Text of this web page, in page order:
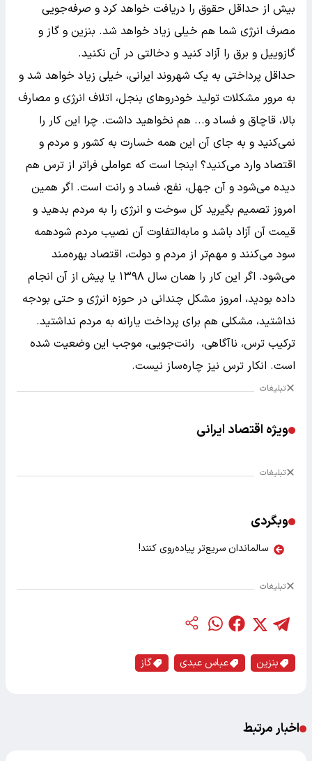
بیش از حداقل حقوق را دریافت خواهد کرد و صرفه‌جویی
مصرف انرژی شما هم خیلی زیاد خواهد شد. بنزین و گاز و
گازوییل و برق را آزاد کنید و دخالتی در آن نکنید.
حداقل پرداختی به یک شهروند ایرانی، خیلی زیاد خواهد شد و
به مرور مشکلات تولید خودروهای بنجل، اتلاف انرژی و مصارف
بالا، قاچاق و فساد و... هم نخواهید داشت. چرا این کار را
نمی‌کنید و به جای آن این همه خسارت به کشور و مردم و
اقتصاد وارد می‌کنید؟ اینجا است که عواملی فراتر از ترس هم
دیده می‌شود و آن جهل، نفع، فساد و رانت است. اگر همین
امروز تصمیم بگیرید کل سوخت و انرژی را به مردم بدهید و
قیمت آن آزاد باشد و مابه‌التفاوت آن نصیب مردم شودهمه
سود می‌کنند و مهم‌تر از مردم و دولت، اقتصاد بهره‌مند
می‌شود. اگر این کار را همان سال ۱۳۹۸ یا پیش از آن انجام
داده بودید، امروز مشکل چندانی در حوزه انرژی و حتی بودجه
نداشتید، مشکلی هم برای پرداخت یارانه به مردم نداشتید.
ترکیب ترس، ناآگاهی، رانت‌جویی، موجب این وضعیت شده
است. انکار ترس نیز چاره‌ساز نیست.
تبلیغات
ویژه اقتصاد ایرانی
تبلیغات
وبگردی
سالماندان سریع‌تر پیاده‌روی کنند!
تبلیغات
بنزین عباس عبدی گاز
اخبار مرتبط